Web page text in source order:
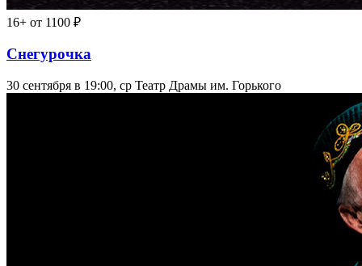
16+ от 1100 ₽
Снегурочка
30 сентября в 19:00, ср Театр Драмы им. Горького